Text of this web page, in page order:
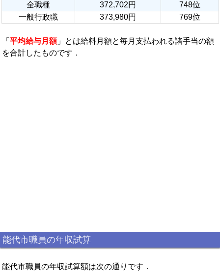
全職種 372,702円
748位
一般行政職
373,980円 769位
「 平均給与月額」とは給料月額と毎月支払われる諸手当の額
を合計したものです．
能代市職員の年収試算
能代市職員の年収試算額は次の通りです．